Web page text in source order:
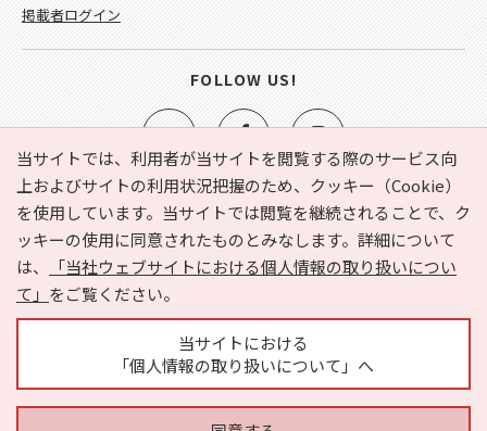
当サイトでは、利用者が当サイトを閲覧する際のサービス向
上およびサイトの利用状況把握のため、クッキー（Cookie）
を使用しています。当サイトでは閲覧を継続されることで、ク
ッキーの使用に同意されたものとみなします。詳細について
は、
「当社ウェブサイトにおける個人情報の取り扱いについ
て」 をご覧ください。
当サイトにおける
「個人情報の取り扱いについて」へ
e-NAVITA（イーナビタ）とは？ お気に入り
ヘルプ
利用規約
個人情報の取り扱いについて
運営会社
サイトマップ
広告掲載に関するお問い合わせ
掲載者ログイン
FOLLOW US!